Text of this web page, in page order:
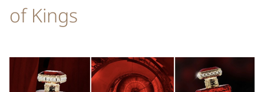
of Kings